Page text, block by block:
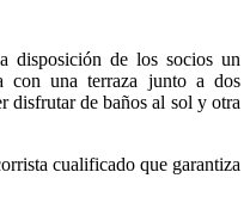
disposición de los socios un
con una terraza junto a dos
disfrutar de baños al sol y otra
cualificado que garantiza